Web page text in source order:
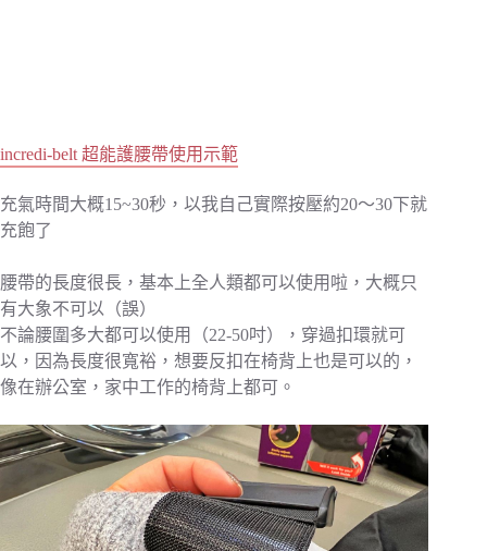
incredi-belt 超能護腰帶使用示範
充氣時間大概15~30秒，以我自己實際按壓約20～30下就
充飽了
腰帶的長度很長，基本上全人類都可以使用啦，大概只
有大象不可以（誤）
不論腰圍多大都可以使用（22-50吋），穿過扣環就可
以，因為長度很寬裕，想要反扣在椅背上也是可以的，
像在辦公室，家中工作的椅背上都可。